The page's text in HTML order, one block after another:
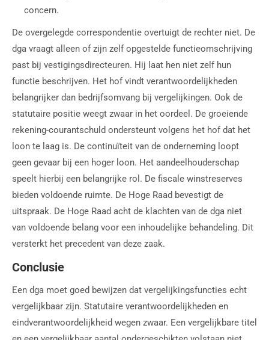
concern.
De overgelegde correspondentie overtuigt de rechter niet. De
dga vraagt alleen of zijn zelf opgestelde functieomschrijving
past bij vestigingsdirecteuren. Hij laat hen niet zelf hun
functie beschrijven. Het hof vindt verantwoordelijkheden
belangrijker dan bedrijfsomvang bij vergelijkingen. Ook de
statutaire positie weegt zwaar in het oordeel. De groeiende
rekening-courantschuld ondersteunt volgens het hof dat het
loon te laag is. De continuïteit van de onderneming loopt
geen gevaar bij een hoger loon. Het aandeelhouderschap
speelt hierbij een belangrijke rol. De fiscale winstreserves
bieden voldoende ruimte. De Hoge Raad bevestigt de
uitspraak. De Hoge Raad acht de klachten van de dga niet
van voldoende belang voor een inhoudelijke behandeling. Dit
versterkt het precedent van deze zaak.
Conclusie
Een dga moet goed bewijzen dat vergelijkingsfuncties echt
vergelijkbaar zijn. Statutaire verantwoordelijkheden en
eindverantwoordelijkheid wegen zwaar. Een vergelijkbare titel